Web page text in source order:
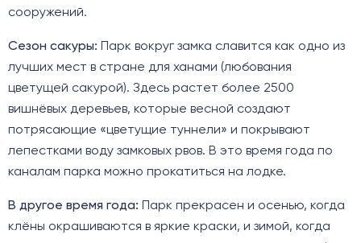
сооружений.
Сезон сакуры: Парк вокруг замка славится как одно из
лучших мест в стране для ханами (любования
цветущей сакурой). Здесь растет более 2500
вишнёвых деревьев, которые весной создают
потрясающие «цветущие туннели» и покрывают
лепестками воду замковых рвов. В это время года по
каналам парка можно прокатиться на лодке.
В другое время года: Парк прекрасен и осенью, когда
клёны окрашиваются в яркие краски, и зимой, когда